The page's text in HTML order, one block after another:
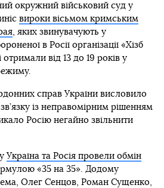
окружний військовий суд у
вироки вісьмом кримським
, яких звинувачують у
в Росії організації «Хізб
від 13 до 19 років у
справ України висловило
із неправомірним рішенням
Росію негайно звільнити
Україна та Росія провели обмін
«35 на 35». Додому
Олег Сенцов, Роман Сущенко,